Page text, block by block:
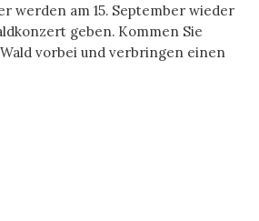
werden am 15. September wieder
geben. Kommen Sie
vorbei und verbringen einen